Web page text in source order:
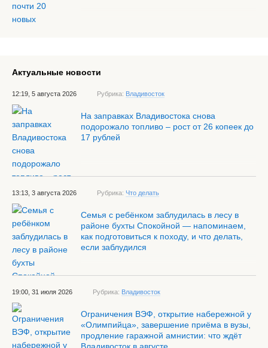
Актуальные новости
12:19, 5 августа 2026 Рубрика: Владивосток
На заправках Владивостока снова
подорожало топливо – рост от 26 копеек до
17 рублей
13:13, 3 августа 2026 Рубрика: Что делать
Семья с ребёнком заблудилась в лесу в
районе бухты Спокойной — напоминаем,
как подготовиться к походу, и что делать,
если заблудился
19:00, 31 июля 2026 Рубрика: Владивосток
Ограничения ВЭФ, открытие набережной у
«Олимпийца», завершение приёма в вузы,
продление гаражной амнистии: что ждёт